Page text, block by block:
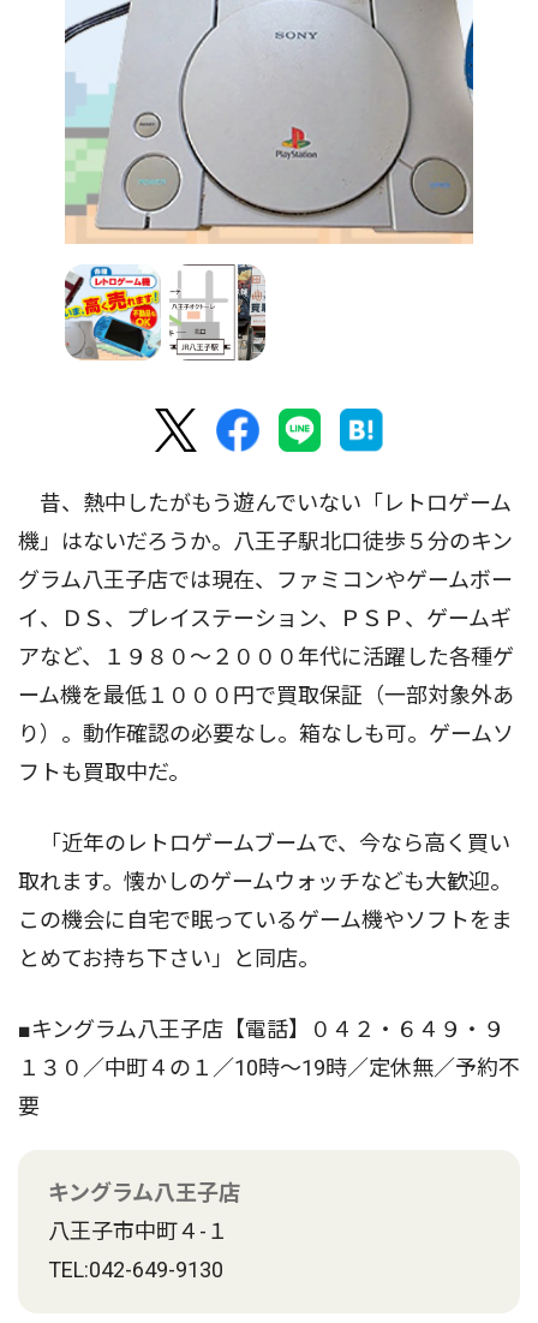
昔、熱中したがもう遊んでいない「レトロゲーム
機」はないだろうか。八王子駅北口徒歩５分のキン
グラム八王子店では現在、ファミコンやゲームボー
イ、ＤＳ、プレイステーション、ＰＳＰ、ゲームギ
アなど、１９８０〜２０００年代に活躍した各種ゲ
ーム機を最低１０００円で買取保証（一部対象外あ
り）。動作確認の必要なし。箱なしも可。ゲームソ
フトも買取中だ。
「近年のレトロゲームブームで、今なら高く買い
取れます。懐かしのゲームウォッチなども大歓迎。
この機会に自宅で眠っているゲーム機やソフトをま
とめてお持ち下さい」と同店。
■キングラム八王子店【電話】０４２・６４９・９
１３０／中町４の１／10時〜19時／定休無／予約不
要
キングラム八王子店
八王子市中町４-１
TEL:042-649-9130